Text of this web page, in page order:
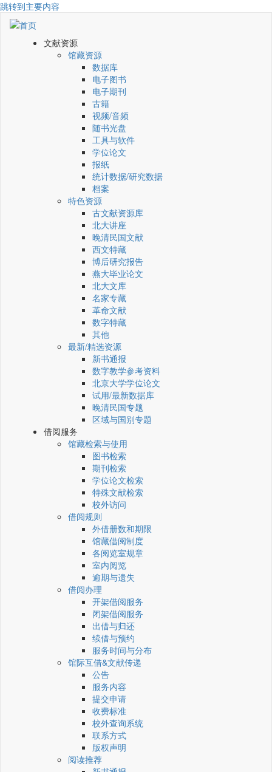
跳转到主要内容
文献资源
馆藏资源
数据库
电子图书
电子期刊
古籍
视频/音频
随书光盘
工具与软件
学位论文
报纸
统计数据/研究数据
档案
特色资源
古文献资源库
北大讲座
晚清民国文献
西文特藏
博后研究报告
燕大毕业论文
北大文库
名家专藏
革命文献
数字特藏
其他
最新/精选资源
新书通报
数字教学参考资料
北京大学学位论文
试用/最新数据库
晚清民国专题
区域与国别专题
借阅服务
馆藏检索与使用
图书检索
期刊检索
学位论文检索
特殊文献检索
校外访问
借阅规则
外借册数和期限
馆藏借阅制度
各阅览室规章
室内阅览
逾期与遗失
借阅办理
开架借阅服务
闭架借阅服务
出借与归还
续借与预约
服务时间与分布
馆际互借&文献传递
公告
服务内容
提交申请
收费标准
校外查询系统
联系方式
版权声明
阅读推荐